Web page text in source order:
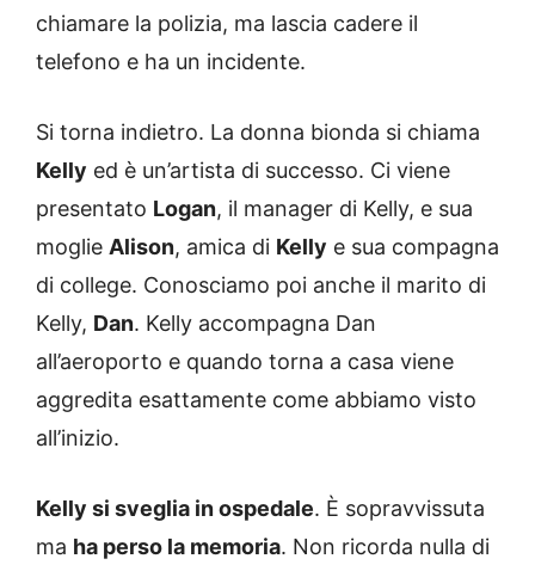
chiamare la polizia, ma lascia cadere il
telefono e ha un incidente.
Si torna indietro. La donna bionda si chiama
Kelly ed è un’artista di successo. Ci viene
presentato Logan, il manager di Kelly, e sua
moglie Alison, amica di Kelly e sua compagna
di college. Conosciamo poi anche il marito di
Kelly, Dan. Kelly accompagna Dan
all’aeroporto e quando torna a casa viene
aggredita esattamente come abbiamo visto
all’inizio.
Kelly si sveglia in ospedale. È sopravvissuta
ma ha perso la memoria. Non ricorda nulla di